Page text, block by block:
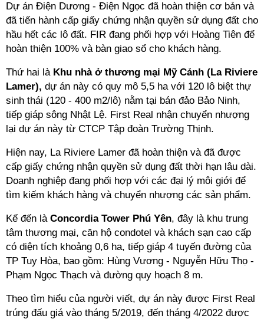
Dự án Điện Dương - Điện Ngọc đã hoàn thiện cơ bản và
đã tiến hành cấp giấy chứng nhận quyền sử dụng đất cho
hầu hết các lô đất. FIR đang phối hợp với Hoàng Tiên để
hoàn thiện 100% và bàn giao sổ cho khách hàng.
Thứ hai làKhu nhà ở thương mại Mỹ Cảnh (La Riviere
Lamer), dự án này có quy mô 5,5 ha với 120 lô biệt thự
sinh thái (120 - 400 m2/lô) nằm tại bán đảo Bảo Ninh,
tiếp giáp sông Nhật Lệ. First Real nhận chuyển nhượng
lại dự án này từ CTCP Tập đoàn Trường Thịnh.
Hiện nay, La Riviere Lamer đã hoàn thiện và đã được
cấp giấy chứng nhận quyền sử dụng đất thời hạn lâu dài.
Doanh nghiệp đang phối hợp với các đại lý môi giới để
tìm kiếm khách hàng và chuyển nhượng các sản phẩm.
Kế đến là Concordia Tower Phú Yên, đây là khu trung
tâm thương mại, căn hộ condotel và khách sạn cao cấp
có diện tích khoảng 0,6 ha, tiếp giáp 4 tuyến đường của
TP Tuy Hòa, bao gồm: Hùng Vương - Nguyễn Hữu Thọ -
Phạm Ngọc Thạch và đường quy hoạch 8 m.
Theo tìm hiểu của người viết, dự án này được First Real
trúng đấu giá vào tháng 5/2019, đến tháng 4/2022 được